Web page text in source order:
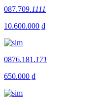
087.709.1111
10.600.000 ₫
0876.181.171
650.000 ₫